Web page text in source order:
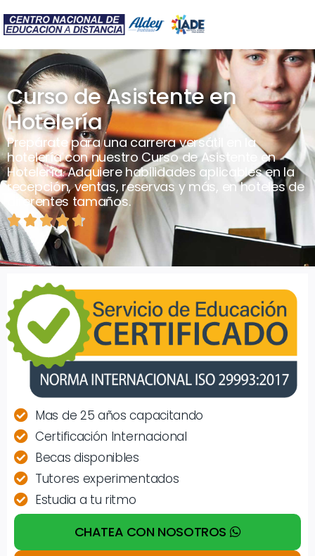
Curso de Asistente en
Hotelería
Prepárate para una carrera versátil en la
hotelería con nuestro Curso de Asistente en
Hotelería. Adquiere habilidades aplicables en la
recepción, ventas, reservas y más, en hoteles de
diferentes tamaños.
  
Mas de 25 años capacitando
Certificación Internacional
Becas disponibles
Tutores experimentados
Estudia a tu ritmo
CHATEA CON NOSOTROS